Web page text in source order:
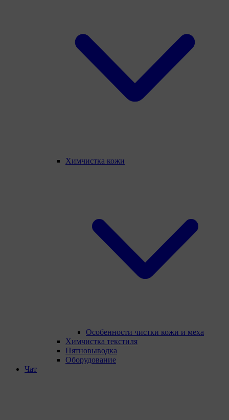
Химчистка кожи
Особенности чистки кожи и меха
Химчистка текстиля
Пятновыводка
Оборудование
Чат